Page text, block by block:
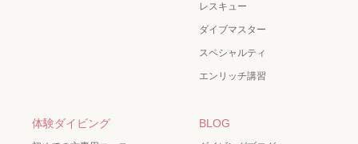
レスキュー
ダイブマスター
スペシャルティ
エンリッチ講習
体験ダイビング BLOG